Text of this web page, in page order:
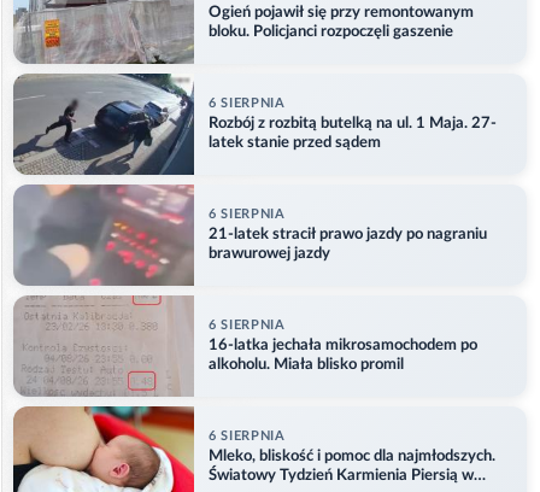
Ogień pojawił się przy remontowanym
bloku. Policjanci rozpoczęli gaszenie
6 SIERPNIA
Rozbój z rozbitą butelką na ul. 1 Maja. 27-
latek stanie przed sądem
6 SIERPNIA
21-latek stracił prawo jazdy po nagraniu
brawurowej jazdy
6 SIERPNIA
16-latka jechała mikrosamochodem po
alkoholu. Miała blisko promil
6 SIERPNIA
Mleko, bliskość i pomoc dla najmłodszych.
Światowy Tydzień Karmienia Piersią w